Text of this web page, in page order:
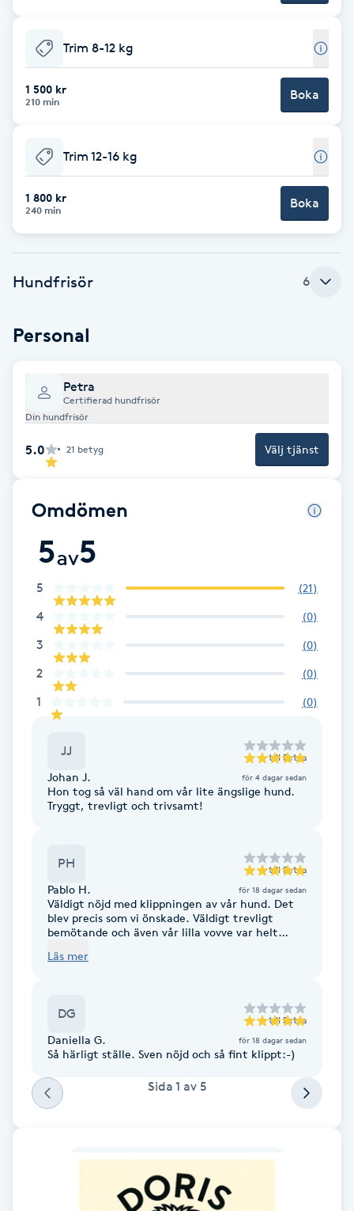
Celluliter
Coachning
Color correction
Cryoterapi
Damklippning
Dermapen
E
Extensions
Extensions borttagning
Face framing
Faceliftmassage
Fet hårbotten
Fettreducering
Fotsvamp
Fotvård
Fransar
Fransfärgning
Fransförlängning
Fransförlängning Volym
Trim 8-12 kg
1 500 kr
210 min Boka
Trim 12-16 kg
1 800 kr
240 min Boka
Hundfrisör 6
Personal
Petra
Certifierad hundfrisör
Din hundfrisör
5.0 21 betyg Välj tjänst
Omdömen
5av5
5 (21)
4 (0)
3 (0)
2 (0)
1 (0)
JJ till Petra
Johan J. för 4 dagar sedan
Hon tog så väl hand om vår lite ängslige hund.
Tryggt, trevligt och trivsamt!
PH till Petra
Pablo H. för 18 dagar sedan
Väldigt nöjd med klippningen av vår hund. Det
blev precis som vi önskade. Väldigt trevligt
bemötande och även vår lilla vovve var helt
Läs mer
DG till Petra
Daniella G. för 18 dagar sedan
Så härligt ställe. Sven nöjd och så fint klippt:-)
Sida 1 av 5